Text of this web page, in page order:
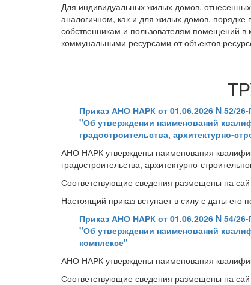
Для индивидуальных жилых домов,
аналогичном, как и для жилых домов, порядке
собственникам и пользователям помещений
коммунальными ресурсами от объектов
Приказ АНО НАРК от 01.06.2026 N 52/
"Об утверждении наименований
градостроительства, архитектурно-
АНО НАРК утверждены наименования
градостроительства, архитектурно-
Соответствующие сведения размещены на
Настоящий приказ вступает в силу с даты его
Приказ АНО НАРК от 01.06.2026 N 54/
"Об утверждении наименований
комплексе"
АНО НАРК утверждены наименования
Соответствующие сведения размещены на